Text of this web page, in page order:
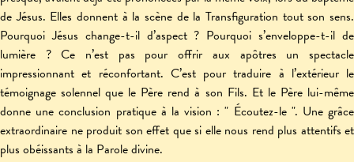
de Jésus. Elles donnent à la scène de la Transfiguration tout son sens.
Pourquoi Jésus change-t-il d’aspect ? Pourquoi s’enveloppe-t-il de
lumière ? Ce n’est pas pour offrir aux apôtres un spectacle
impressionnant et réconfortant. C’est pour traduire à l’extérieur le
témoignage solennel que le Père rend à son Fils. Et le Père lui-même
donne une conclusion pratique à la vision : " Écoutez-le ". Une grâce
extraordinaire ne produit son effet que si elle nous rend plus attentifs et
plus obéissants à la Parole divine.